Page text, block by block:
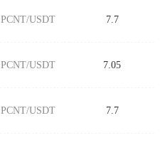
PCNT/USDT 7.7
PCNT/USDT 7.05
PCNT/USDT 7.7